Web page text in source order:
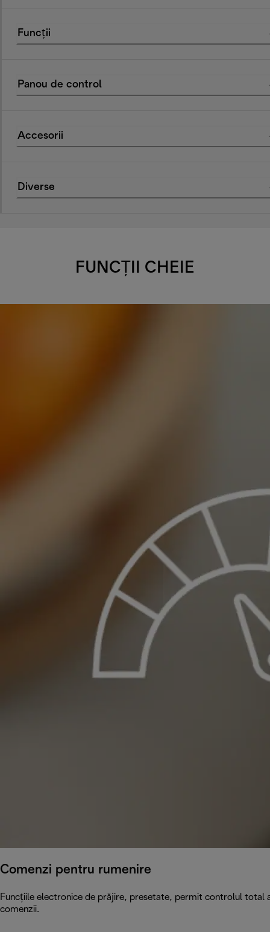
Funcții
Panou de control
Accesorii
Diverse
FUNCȚII CHEIE
Comenzi pentru rumenire
Funcțiile electronice de prăjire, presetate, permit controlul total
comenzii.